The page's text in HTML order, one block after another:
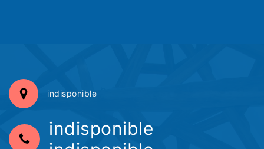
indisponible
indisponible